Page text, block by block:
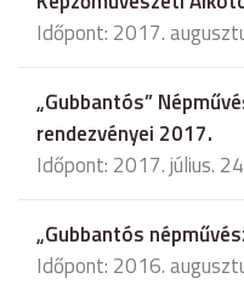
Időpont: 2017.
„Gubbantós”
rendezvényei 2017.
Időpont: 2017. július.
„Gubbantós
Időpont: 2016.